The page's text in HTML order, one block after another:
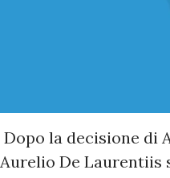
Dopo la decisione di
Aurelio De Laurentiis